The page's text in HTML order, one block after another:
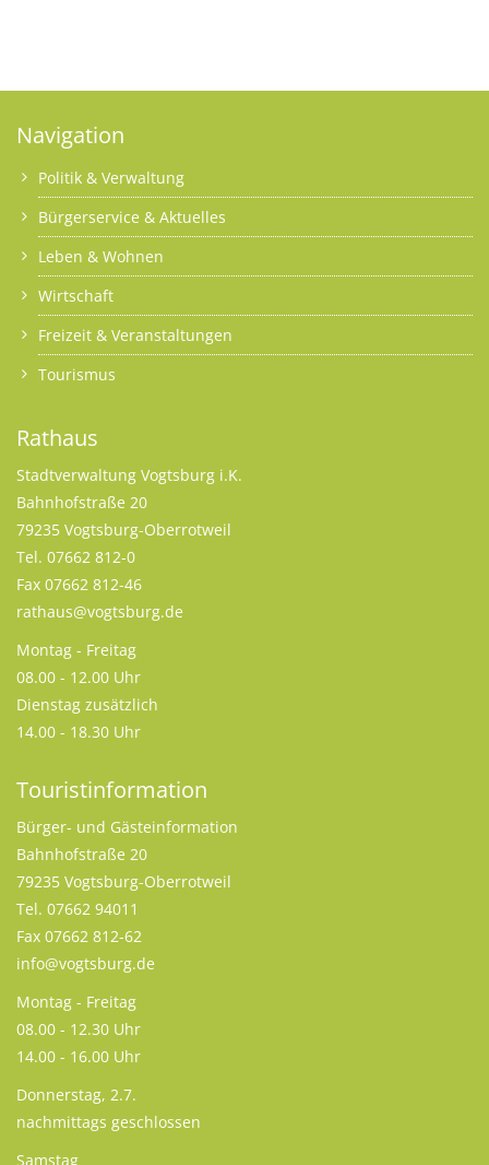
Navigation
Politik & Verwaltung
Bürgerservice & Aktuelles
Leben & Wohnen
Wirtschaft
Freizeit & Veranstaltungen
Tourismus
Rathaus
Stadtverwaltung Vogtsburg i.K.
Bahnhofstraße 20
79235 Vogtsburg-Oberrotweil
Tel. 07662 812-0
Fax 07662 812-46
rathaus@vogtsburg.de
Montag - Freitag
08.00 - 12.00 Uhr
Dienstag zusätzlich
14.00 - 18.30 Uhr
Touristinformation
Bürger- und Gästeinformation
Bahnhofstraße 20
79235 Vogtsburg-Oberrotweil
Tel. 07662 94011
Fax 07662 812-62
info@vogtsburg.de
Montag - Freitag
08.00 - 12.30 Uhr
14.00 - 16.00 Uhr
Donnerstag, 2.7.
nachmittags geschlossen
Samstag